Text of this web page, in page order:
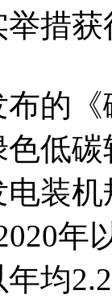
措
的《
低
装
年
均